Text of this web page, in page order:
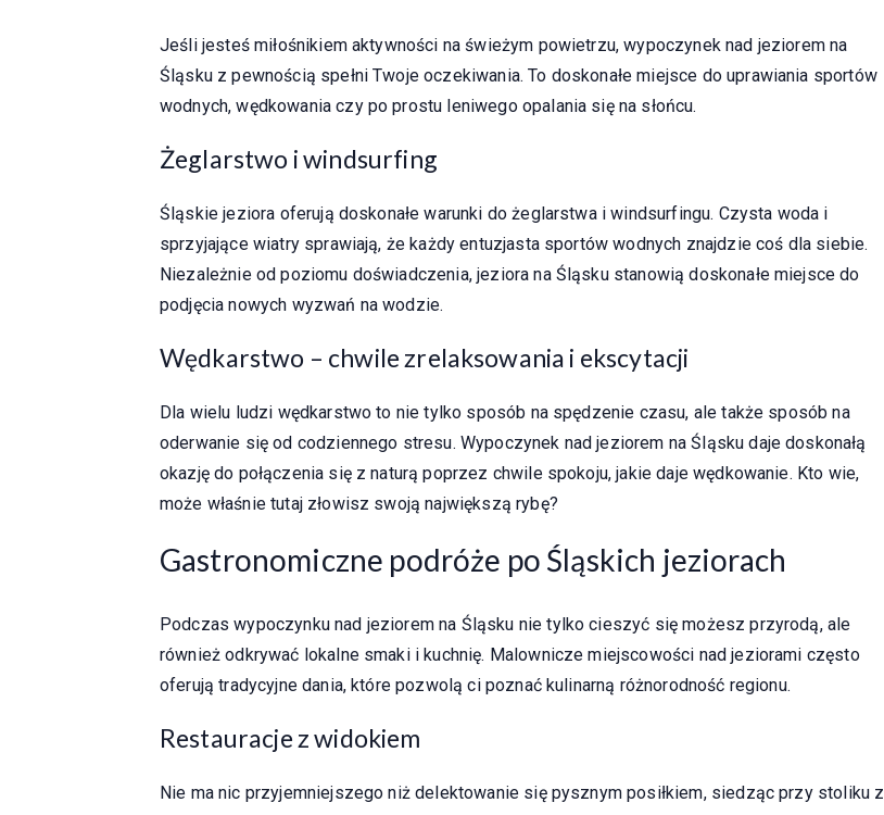
Jeśli jesteś miłośnikiem aktywności na świeżym powietrzu, wypoczynek nad jeziorem na
Śląsku z pewnością spełni Twoje oczekiwania. To doskonałe miejsce do uprawiania sportów
wodnych, wędkowania czy po prostu leniwego opalania się na słońcu.
Żeglarstwo i windsurfing
Śląskie jeziora oferują doskonałe warunki do żeglarstwa i windsurfingu. Czysta woda i
sprzyjające wiatry sprawiają, że każdy entuzjasta sportów wodnych znajdzie coś dla siebie.
Niezależnie od poziomu doświadczenia, jeziora na Śląsku stanowią doskonałe miejsce do
podjęcia nowych wyzwań na wodzie.
Wędkarstwo – chwile zrelaksowania i ekscytacji
Dla wielu ludzi wędkarstwo to nie tylko sposób na spędzenie czasu, ale także sposób na
oderwanie się od codziennego stresu. Wypoczynek nad jeziorem na Śląsku daje doskonałą
okazję do połączenia się z naturą poprzez chwile spokoju, jakie daje wędkowanie. Kto wie,
może właśnie tutaj złowisz swoją największą rybę?
Gastronomiczne podróże po Śląskich jeziorach
Podczas wypoczynku nad jeziorem na Śląsku nie tylko cieszyć się możesz przyrodą, ale
również odkrywać lokalne smaki i kuchnię. Malownicze miejscowości nad jeziorami często
oferują tradycyjne dania, które pozwolą ci poznać kulinarną różnorodność regionu.
Restauracje z widokiem
Nie ma nic przyjemniejszego niż delektowanie się pysznym posiłkiem, siedząc przy stoliku z